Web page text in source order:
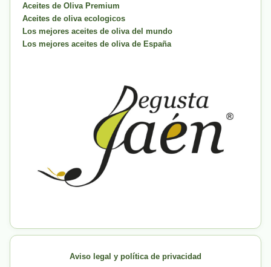
Aceites de Oliva Premium
Aceites de oliva ecologicos
Los mejores aceites de oliva del mundo
Los mejores aceites de oliva de España
Aviso legal y política de privacidad